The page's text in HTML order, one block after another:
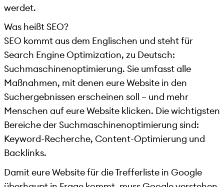
werdet.
Was heißt SEO?
SEO kommt aus dem Englischen und steht für
Search Engine Optimization, zu Deutsch:
Suchmaschinenoptimierung. Sie umfasst alle
Maßnahmen, mit denen eure Website in den
Suchergebnissen erscheinen soll – und mehr
Menschen auf eure Website klicken. Die wichtigsten
Bereiche der Suchmaschinenoptimierung sind:
Keyword-Recherche, Content-Optimierung und
Backlinks.
Damit eure Website für die Trefferliste in Google